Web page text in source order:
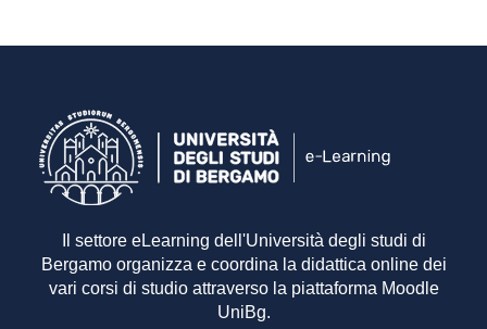
Il settore eLearning dell'Università degli studi di
Bergamo organizza e coordina la didattica online dei
vari corsi di studio attraverso la piattaforma Moodle
UniBg.